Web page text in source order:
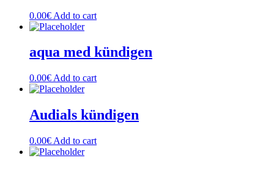
0.00€ Add to cart
aqua med kündigen
0.00€ Add to cart
Audials kündigen
0.00€ Add to cart